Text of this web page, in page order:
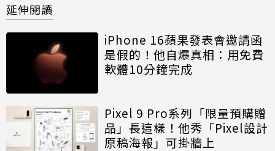
延伸閱讀
iPhone 16蘋果發表會邀請函
是假的！他自爆真相：用免費
軟體10分鐘完成
Pixel 9 Pro系列「限量預購贈
品」長這樣！他秀「Pixel設計
原稿海報」可掛牆上